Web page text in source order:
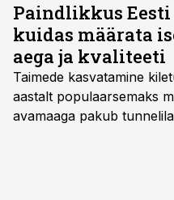
Paindlikkus
kuidas määrata
aega ja kvaliteeti
Taimede kasvatamine
aastalt populaarsemaks
avamaaga pakub